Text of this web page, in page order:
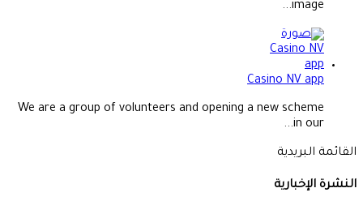
image...
Casino NV app
We are a group of volunteers and opening a new scheme
in our...
القائمة البريدية
النشرة الإخبارية